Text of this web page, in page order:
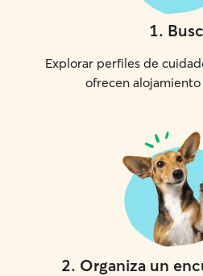
1.
Explorar perfiles de
ofrecen
2. Organiza un